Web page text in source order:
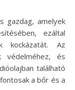
gazdag, amelyek
ezáltal
kockázatát. Az
védelméhez, és
található
a bőr és a